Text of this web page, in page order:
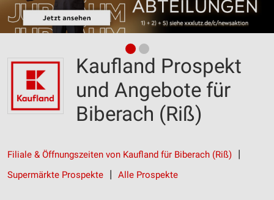
Kaufland Prospekt
und Angebote für
Biberach (Riß)
Filiale & Öffnungszeiten von Kaufland für Biberach (Riß)
Supermärkte Prospekte
Alle Prospekte